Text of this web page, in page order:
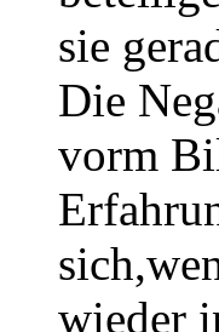
sie
Die
vorm
wieder